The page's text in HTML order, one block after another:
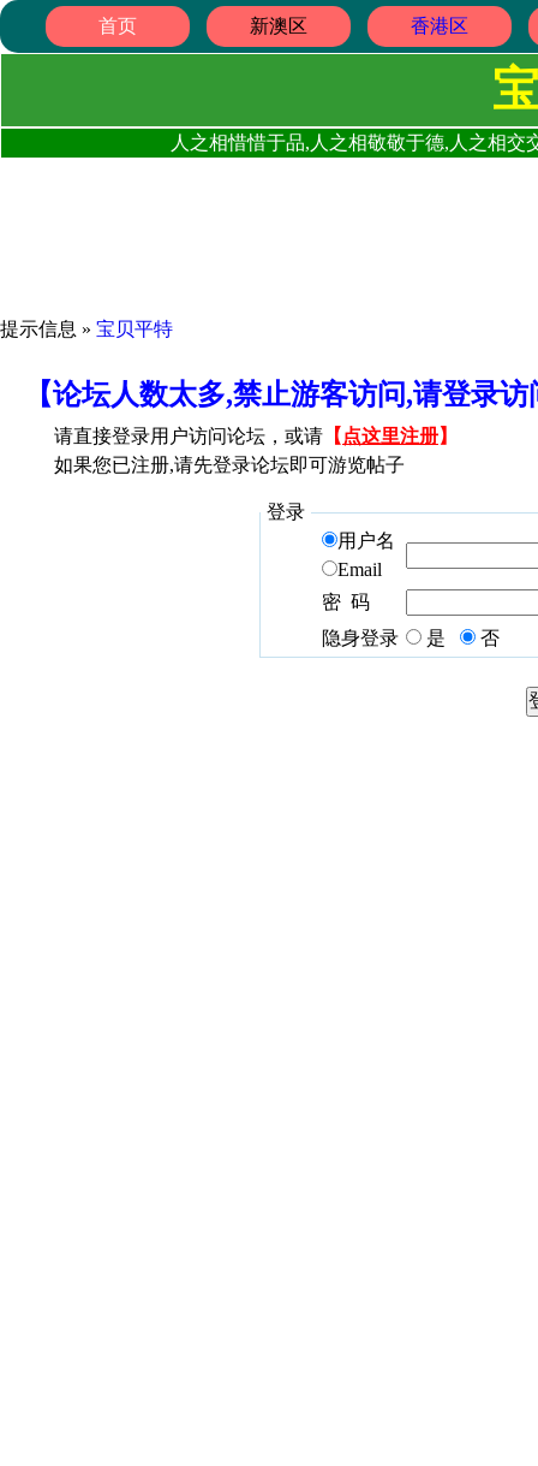
首页 新澳区 香港区
人之相惜惜于品,人之相敬敬于德,人之相
提示信息 » 宝贝平特
【论坛人数太多,禁止游客访问,请登录
请直接登录用户访问论坛，或请 【 点这里注册】
如果您已注册,请先登录论坛即可游览帖子
登录
用户名
Email
密 码
隐身登录
是 否